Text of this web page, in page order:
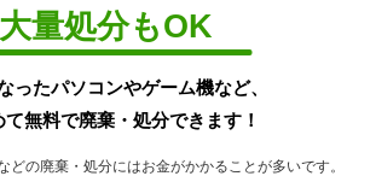
大量処分もOK
ったパソコンやゲーム機など、
て無料で廃棄・処分できます！
どの廃棄・処分にはお金がかかることが多いです。